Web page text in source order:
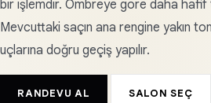
bir işlemdir. Ombreye göre daha hafif
Mevcuttaki saçın ana rengine yakın
uçlarına doğru geçiş yapılır.
RANDEVU AL SALON SEÇ